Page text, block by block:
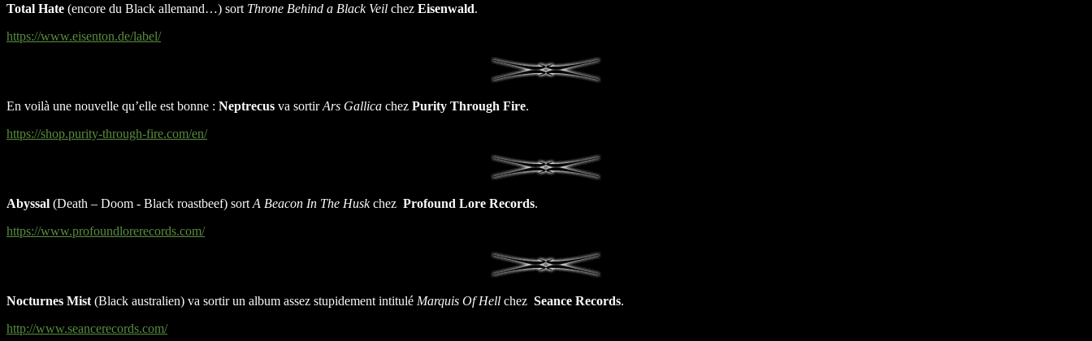
Total Hate (encore du Black allemand…) sort Throne Behind a Black Veil chez Eisenwald.
https://www.eisenton.de/label/
En voilà une nouvelle qu’elle est bonne : Neptrecus va sortirArs Gallica chez Purity Through Fire.
https://shop.purity-through-fire.com/en/
Abyssal (Death – Doom - Black roastbeef) sort A Beacon In The Huskchez Profound Lore Records.
https://www.profoundlorerecords.com/
Nocturnes Mist (Black australien) va sortir un album assez stupidement intitulé Marquis Of Hell chez Seance Records.
http://www.seancerecords.com/